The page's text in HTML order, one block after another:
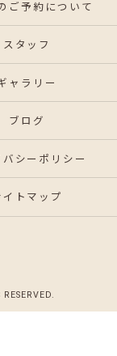
ご予約について
スタッフ
ャラリー
ブログ
バシーポリシー
イトマップ